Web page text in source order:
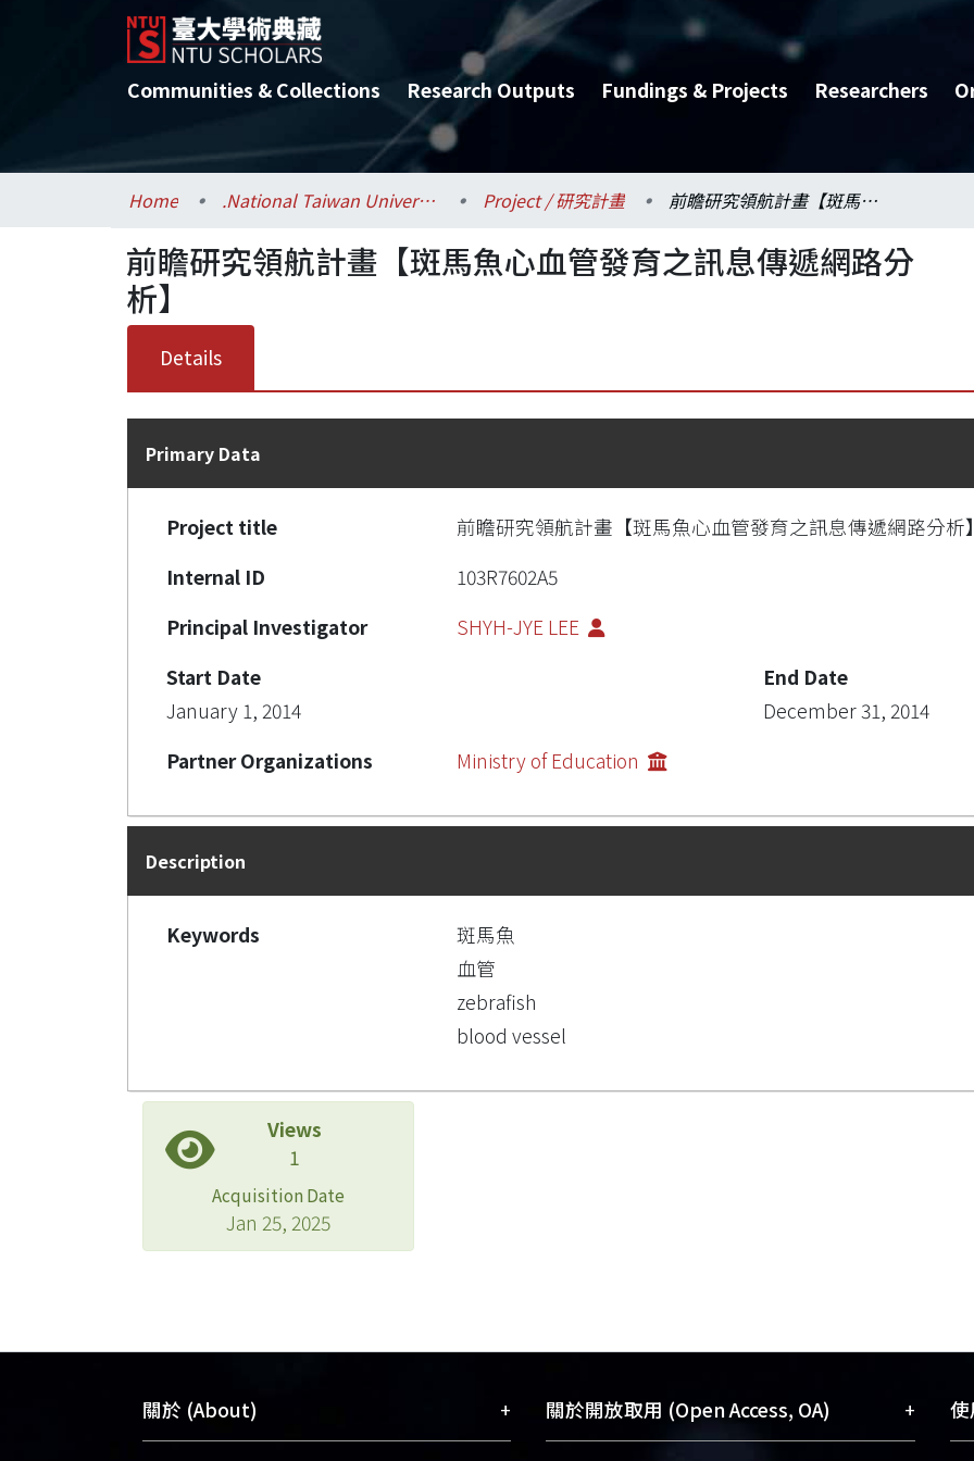
Communities & Collections Research Outputs Fundings & Projects Researchers
Home .National Taiwan University / 國立臺灣大學 Project / 研究計畫 前瞻研究領航計畫【斑馬魚心血管發育之訊息傳遞網路分析】
前瞻研究領航計畫【斑馬魚心血管發育之訊息傳遞網路分
析】
Details
Primary Data
Project title
前瞻研究領航計畫【斑馬魚心血管發育之訊息傳遞網路分析
Internal ID
103R7602A5
Principal Investigator
SHYH-JYE LEE
Start Date
January 1, 2014
End Date
December 31, 2014
Partner Organizations
Ministry of Education
Description
Keywords
斑馬魚
血管
zebrafish
blood vessel
Views
1
Acquisition Date
Jan 25, 2025
關於 (About) + 關於開放取用 (Open Access, OA) +